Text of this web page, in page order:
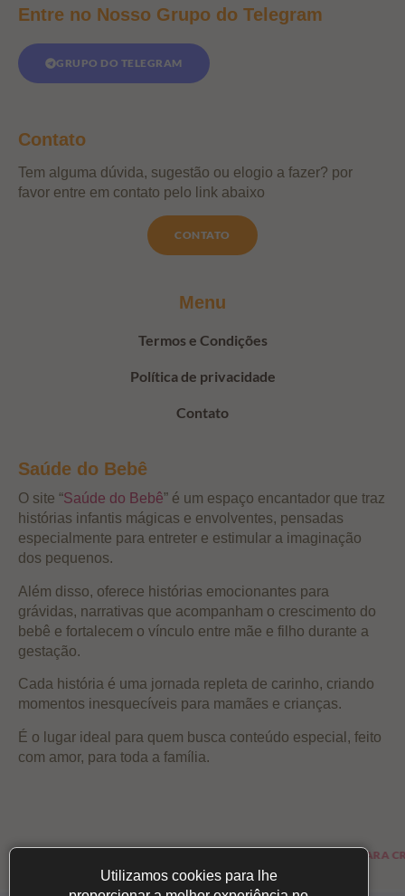
Saúde do Bebê
O site “Saúde do Bebê” é um espaço encantador que traz
histórias infantis mágicas e envolventes, pensadas
especialmente para entreter e estimular a imaginação
dos pequenos.
Além disso, oferece histórias emocionantes para
grávidas, narrativas que acompanham o crescimento do
bebê e fortalecem o vínculo entre mãe e filho durante a
gestação.
Cada história é uma jornada repleta de carinho, criando
momentos inesquecíveis para mamães e crianças.
É o lugar ideal para quem busca conteúdo especial, feito
com amor, para toda a família.
Menu
Termos e Condições
Política de privacidade
Contato
Entre no Nosso Grupo do Telegram
GRUPO DO TELEGRAM
Contato
Tem alguma dúvida, sugestão ou elogio a fazer? por
favor entre em contato pelo link abaixo
CONTATO
E ARTIGOS PARA OS BEBÊS LOJA PARA
Utilizamos cookies para lhe